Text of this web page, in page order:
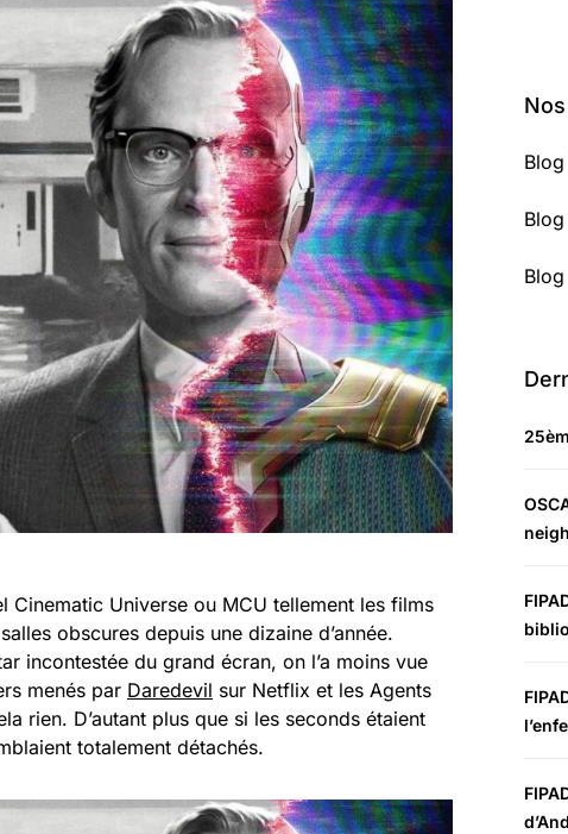
Cinematic Universe ou MCU tellement les films
obscures depuis une dizaine d’année.
incontestée du grand écran, on l’a moins vue
menés par Daredevil sur Netflix et les Agents
rien. D’autant plus que si les seconds étaient
totalement détachés.